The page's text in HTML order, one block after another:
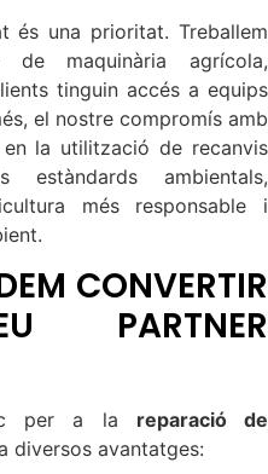
és una prioritat. Treballem
maquinària agrícola,
tinguin accés a equips
el nostre compromís amb
la utilització de recanvis
ambientals,
més responsable i
CONVERTIR
PARTNER
per a la reparació de
diversos avantatges: